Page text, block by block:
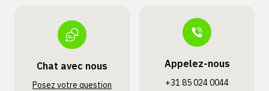
Chat avec nous
Posez votre question
Appelez-nous
+31 85 024 0044